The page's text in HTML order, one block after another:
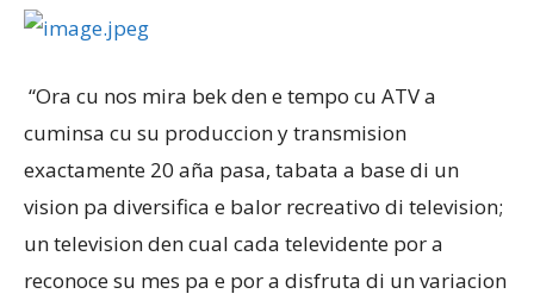
Aruba“Ora cu nos mira bek den e tempo cu ATV a
cuminsa cu su produccion y transmision
exactamente 20 aña pasa, tabata a base di un
vision pa diversifica e balor recreativo di television;
un television den cual cada televidente por a
reconoce su mes pa e por a disfruta di un variacion